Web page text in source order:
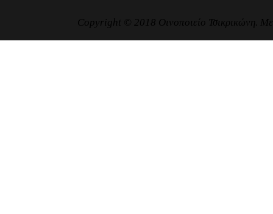
Copyright © 2018 Οινοποιείο Τσικρικώνη. Με